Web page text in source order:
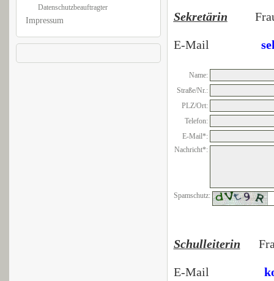
Datenschutzbeauftragter
Impressum Sekretärin
E-Mail
Name:
Straße/Nr.:
PLZ/Ort:
Telefon:
E-Mail*:
Nachricht*:
Spamschutz:
Schulleiterin
E-Mail